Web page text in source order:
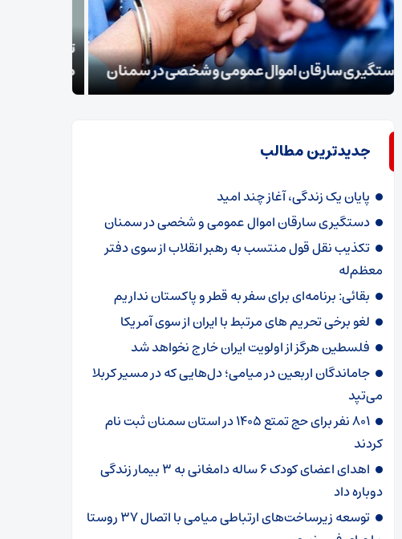
تکذیب نقل قول منتسب به رهبر انقلاب از سوی دفتر
معظم‌له
جدیدترین مطالب
پایان یک زندگی، آغاز چند امید
دستگیری سارقان اموال عمومی و شخصی در سمنان
تکذیب نقل قول منتسب به رهبر انقلاب از سوی دفتر
معظم‌له
بقائی: برنامه‌ای برای سفر به قطر و پاکستان نداریم
لغو برخی تحریم های مرتبط با ایران از سوی آمریکا
فلسطین هرگز از اولویت ایران خارج نخواهد شد
جاماندگان اربعین در میامی؛ دل‌هایی که در مسیر کربلا
می‌تپد
۸۰۱ نفر برای حج تمتع ۱۴۰۵ در استان سمنان ثبت نام
کردند
اهدای اعضای کودک ۶ ساله دامغانی به ۳ بیمار زندگی
دوباره داد
توسعه زیرساخت‌های ارتباطی میامی با اتصال ۳۷ روستا